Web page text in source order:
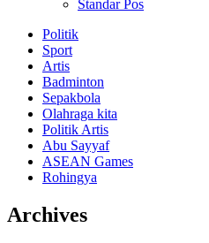
Standar Pos
Politik
Sport
Artis
Badminton
Sepakbola
Olahraga kita
Politik Artis
Abu Sayyaf
ASEAN Games
Rohingya
Archives